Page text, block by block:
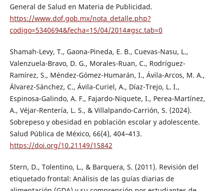
General de Salud en Materia de Publicidad.
https://www.dof.gob.mx/nota_detalle.php?
codigo=5340694&fecha=15/04/2014#gsc.tab=0
Shamah-Levy, T., Gaona-Pineda, E. B., Cuevas-Nasu, L.,
Valenzuela-Bravo, D. G., Morales-Ruan, C., Rodríguez-
Ramírez, S., Méndez-Gómez-Humarán, I., Ávila-Arcos, M. A.,
Álvarez-Sánchez, C., Ávila-Curiel, A., Díaz-Trejo, L. I.,
Espinosa-Galindo, A. F., Fajardo-Niquete, I., Perea-Martínez,
A., Véjar-Rentería, L. S., & Villalpando-Carrión, S. (2024).
Sobrepeso y obesidad en población escolar y adolescente.
Salud Pública de México, 66(4), 404–413.
https://doi.org/10.21149/15842
Stern, D., Tolentino, L., & Barquera, S. (2011). Revisión del
etiquetado frontal: Análisis de las guías diarias de